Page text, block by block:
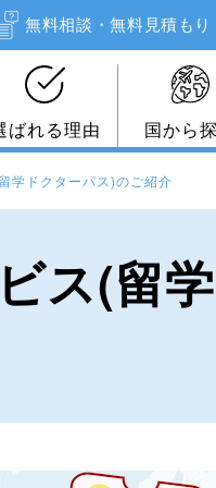
無料相談・無料見積もり
ばれる理由 国から
学ドクターパス)のご紹介
ス(留